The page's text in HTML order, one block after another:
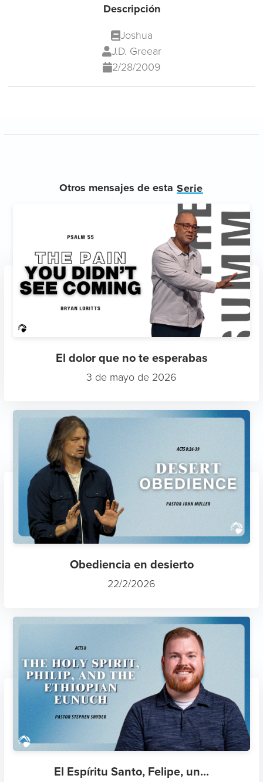
Descripción
Joshua
J.D. Greear
2/28/2009
Otros mensajes de esta Serie
El dolor que no te esperabas
3 de mayo de 2026
Obediencia en desierto
22/2/2026
El Espíritu Santo, Felipe, un...